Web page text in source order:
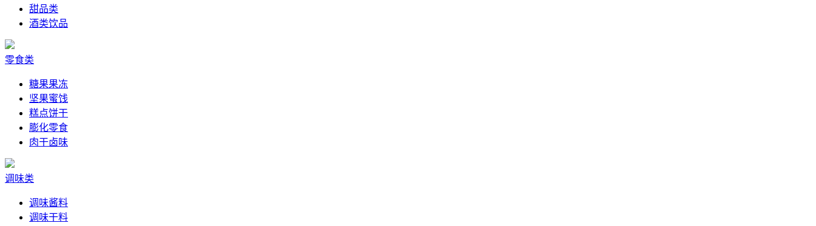
甜品类
酒类饮品
零食类
糖果果冻
坚果蜜饯
糕点饼干
膨化零食
肉干卤味
调味类
调味酱料
调味干料